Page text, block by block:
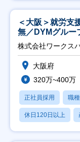
＜大阪＞就労支
無／DYMグルー
日祝】
株式会社ワークス
大阪府
320万~400万
正社員採用 職
休日120日以上